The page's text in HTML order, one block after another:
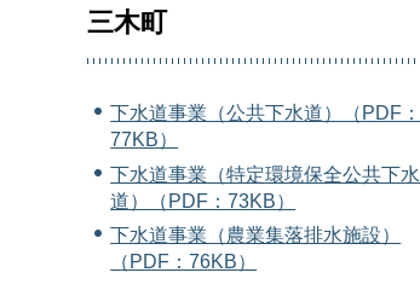
三木町
下水道事業（公共下水道）（PDF：
77KB）
下水道事業（特定環境保全公共下水
道）（PDF：73KB）
下水道事業（農業集落排水施設）
（PDF：76KB）